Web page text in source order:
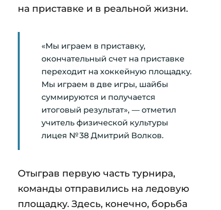
на приставке и в реальной жизни.
«Мы играем в приставку,
окончательный счет на приставке
переходит на хоккейную площадку.
Мы играем в две игры, шайбы
суммируются и получается
итоговый результат», — отметил
учитель физической культуры
лицея № 38 Дмитрий Волков.
Отыграв первую часть турнира,
команды отправились на ледовую
площадку. Здесь, конечно, борьба